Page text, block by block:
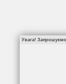
Увага! Запрошуємо